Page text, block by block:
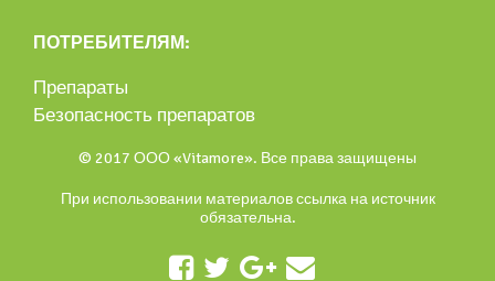
ПОТРЕБИТЕЛЯМ:
Препараты
Безопасность препаратов
© 2017 ООО «Vitamore». Все права защищены
При использовании материалов ссылка на источник
обязательна.